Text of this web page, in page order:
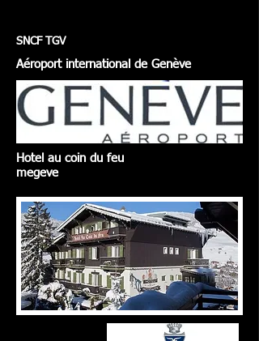
SNCF TGV
Aéroport international de Genève
Hotel au coin du feu
megeve